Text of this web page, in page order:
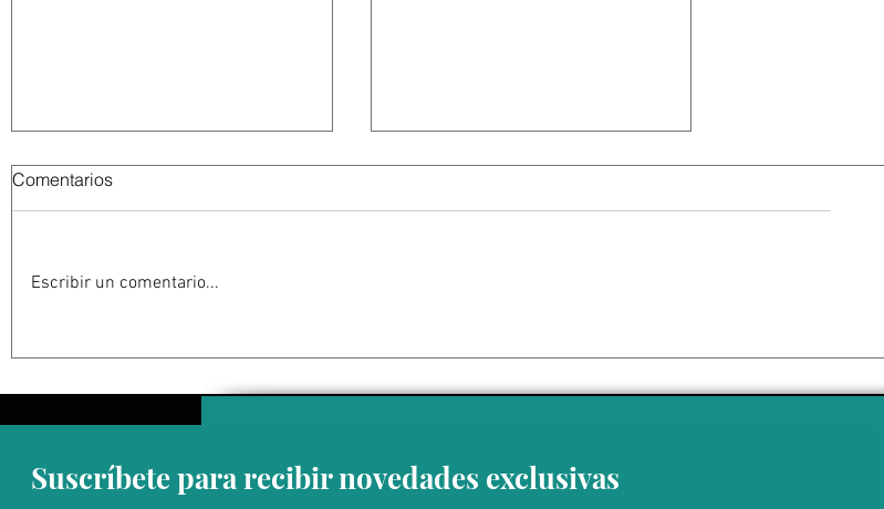
contra su personal; medida
impacta exportaciones de
Sheinbaum; captura de “El
Comentarios
Escribir un comentario...
Suscríbete para recibir novedades exclusivas